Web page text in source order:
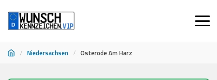
/ Niedersachsen / Osterode Am Harz